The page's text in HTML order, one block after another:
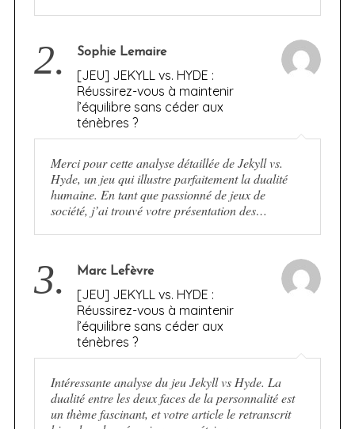
2. Sophie Lemaire
[JEU] JEKYLL vs. HYDE :
Réussirez-vous à maintenir
l’équilibre sans céder aux
ténèbres ?
Merci pour cette analyse détaillée de Jekyll vs.
Hyde, un jeu qui illustre parfaitement la dualité
humaine. En tant que passionné de jeux de
société, j’ai trouvé votre présentation des…
3. Marc Lefèvre
[JEU] JEKYLL vs. HYDE :
Réussirez-vous à maintenir
l’équilibre sans céder aux
ténèbres ?
Intéressante analyse du jeu Jekyll vs Hyde. La
dualité entre les deux faces de la personnalité est
un thème fascinant, et votre article le retranscrit